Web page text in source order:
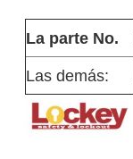
La parte No.
Las demás: